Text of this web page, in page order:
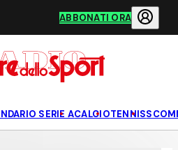
ABBONATI ORA
SERIE ACALCIOTENNIS